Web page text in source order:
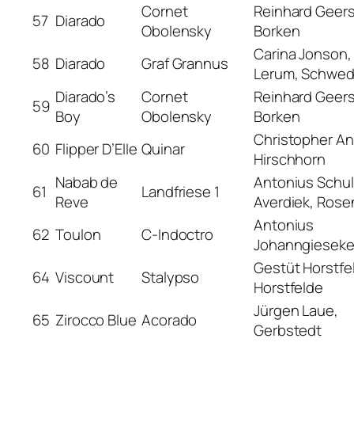
57 Diarado
Cornet
Obolensky
Reinhard
Borken
58 Diarado Graf Grannus
Carina Jonson,
Lerum,
59 Diarado’s
Boy
Cornet
Obolensky
Reinhard
Borken
60 Flipper D’Elle Quinar
Christopher
Hirschhorn
61 Nabab de
Reve
Landfriese 1
Antonius
Averdiek,
62 Toulon C-Indoctro
Antonius
64 Viscount Stalypso
Gestüt
Horstfelde
65 Zirocco Blue Acorado
Jürgen Laue,
Gerbstedt